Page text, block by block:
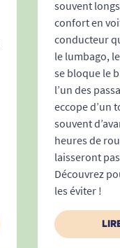
souvent
confort en
conducteur
le lumbago,
se bloque le
l’un des
eccope d’un
souvent
heures de
laisseront
Découvrez
les éviter !